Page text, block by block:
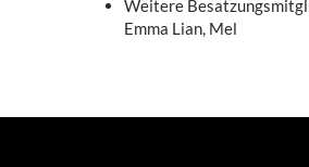
Weitere
Emma Lian, Mel